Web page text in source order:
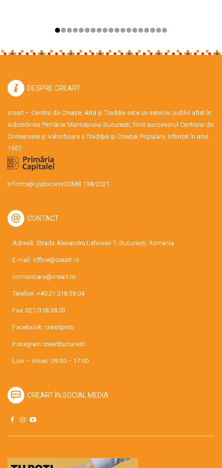
DESPRE CREART
creart – Centrul de Creație, Artă și Tradiție este un serviciu public aflat în
subordinea Primăriei Municipiului București, fiind succesorul Centrului de
Conservare şi Valorificare a Tradiţiei şi Creaţiei Populare, înființat în anul
1957.
Informații publice HCGMB 138/2021
CONTACT
Adresă: Strada Alexandru Lahovari 7, București, Romania
E-mail: office@creart.ro
comunicare@creart.ro
Telefon: +40.21.318.38.04
Fax: 021/318.38.03
Facebook: creartpmb
Instagram creartbucuresti
Luni – Vineri: 09:00 – 17:00
CREART ÎN SOCIAL MEDIA